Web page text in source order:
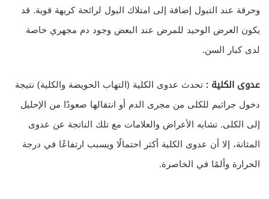
وحرقة عند التبول إضافة إلى امتلاك البول لرائحة كريهة قوية. قد
يكون العرض الوحيد للمرض عند البعض وجود دم مجهري خاصة
لدى كبار السن.
عدوى الكلية : تحدث عدوى الكلية (التهاب الحويضة والكلية) نتيجة
دخول جراثيم للكلى من مجرى الدم أو انتقالها صعودًا من الإحليل
إلى الكلى. تشابه الأعراض والعلامات مع تلك الناتجة عن عدوى
المثانة، إلا أن عدوى الكلية أكثر احتمالًا ويسبب ارتفاعًا في درجة
الحرارة وألمًا في الخاصرة.